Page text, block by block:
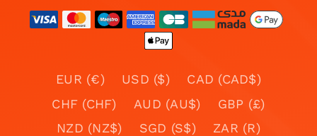
EUR (€) USD ($)
CAD (CAD$)
CHF (CHF)
AUD (AU$)
GBP (£)
NZD (NZ$)
SGD (S$)
ZAR (R)